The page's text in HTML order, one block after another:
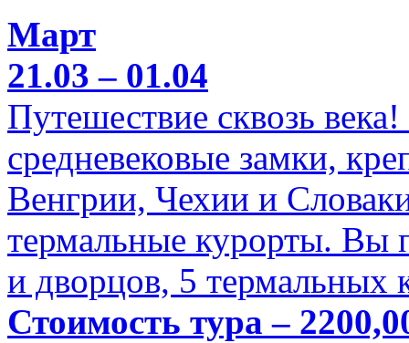
Март
21.03 – 01.04
Путешествие сквозь
средневековые замки,
Венгрии, Чехии и
термальные курорты. Вы
и дворцов, 5 термальных
Стоимость тура –